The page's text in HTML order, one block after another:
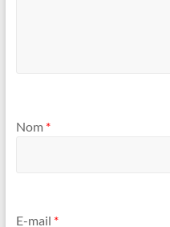
Nom *
E-mail *